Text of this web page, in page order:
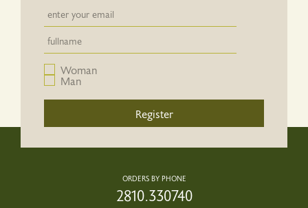
Newsletter email input field
Newsletter email input field
Woman
Man
Register
ORDERS BY PHONE
2810.330740